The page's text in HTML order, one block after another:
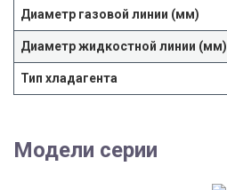
Диаметр газовой линии (мм)
Диаметр жидкостной линии (мм)
Тип хладагента
Модели серии